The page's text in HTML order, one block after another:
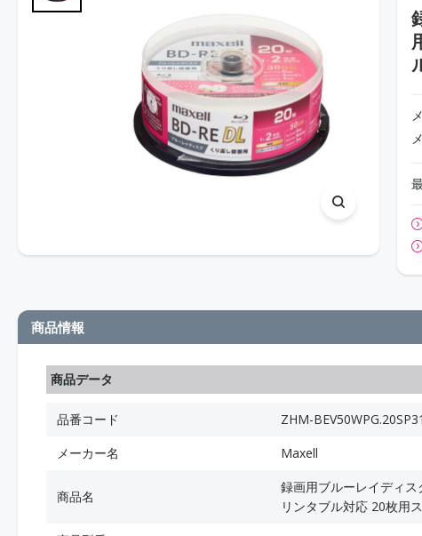
商品情報
商品データ
品番コード
ZHM-
メーカー名
Maxell
商品名
録画用ブルーレイディ
リンタブル対応 20枚用